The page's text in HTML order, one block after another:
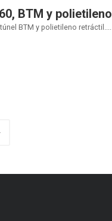
BTM y polietileno
BTM y polietileno retráctil....